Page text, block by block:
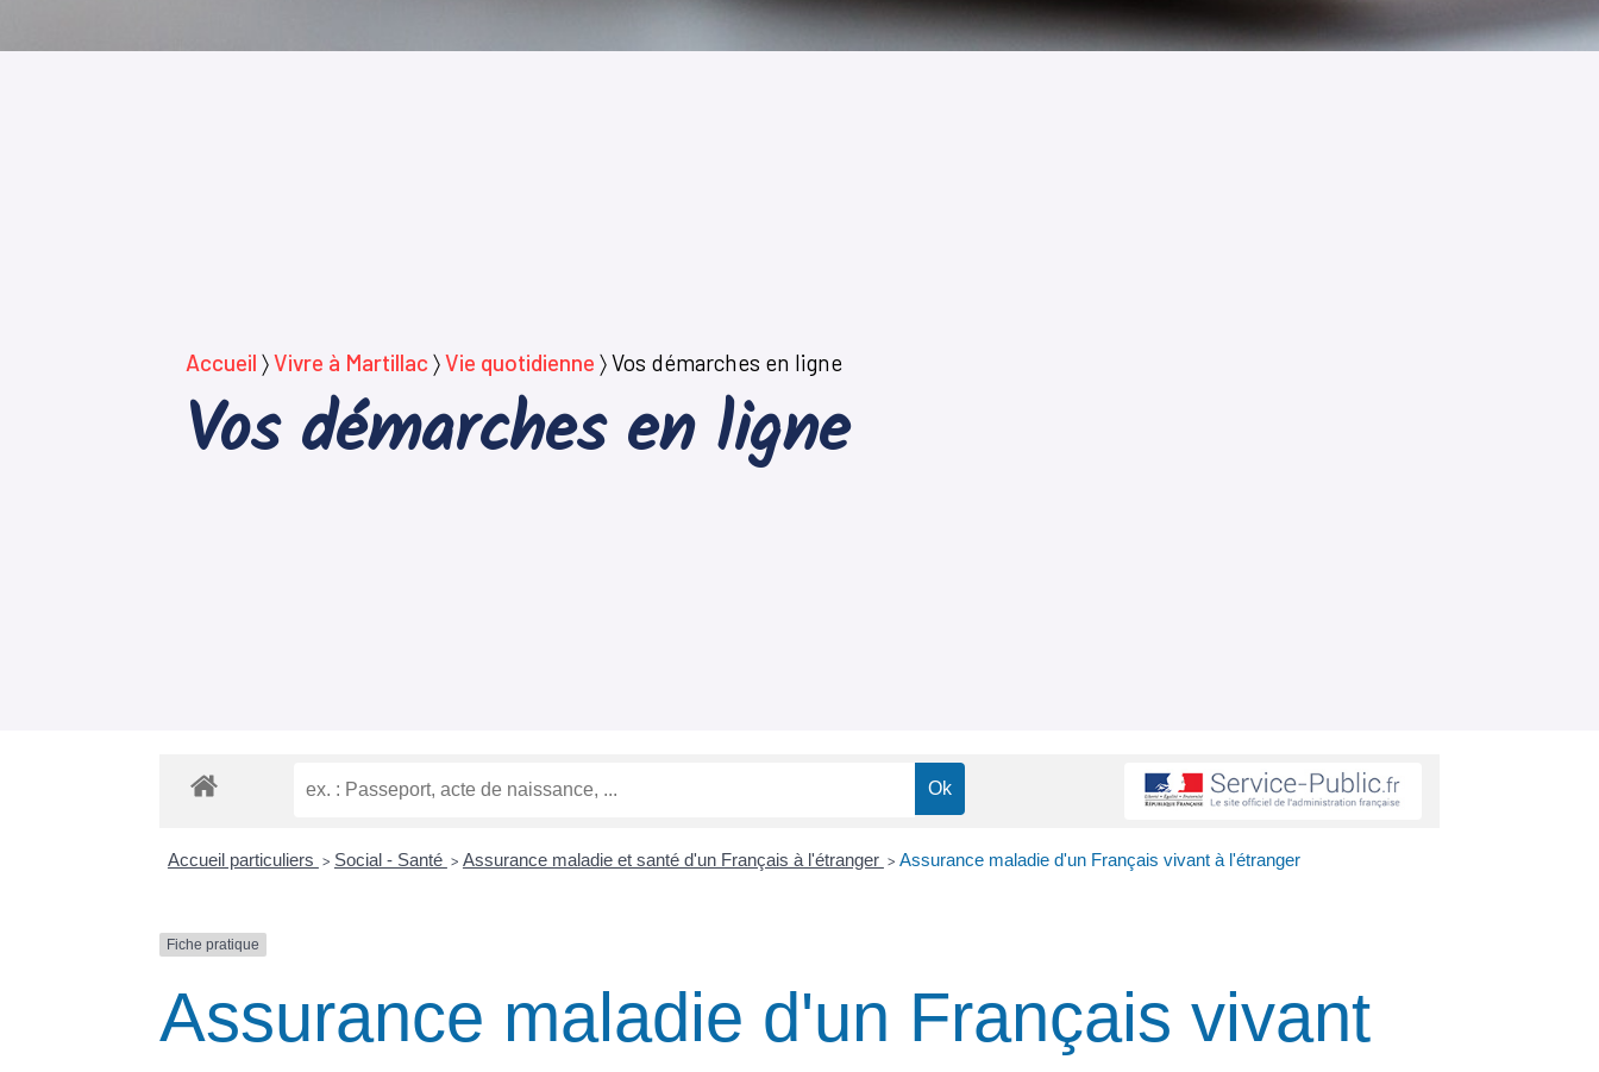
Accueil 〉Vivre à Martillac 〉Vie quotidienne 〉Vos démarches en ligne
Vos démarches en ligne
Accueil particuliers > Social - Santé > Assurance maladie et santé d'un Français à l'étranger > Assurance maladie d'un Français vivant à l'étranger
Fiche pratique
Assurance maladie d'un Français vivant